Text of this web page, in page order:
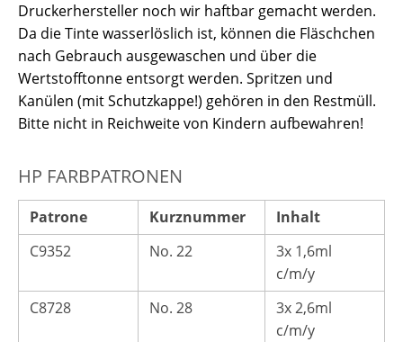
Druckerhersteller noch wir haftbar gemacht werden.
Da die Tinte wasserlöslich ist, können die Fläschchen
nach Gebrauch ausgewaschen und über die
Wertstofftonne entsorgt werden. Spritzen und
Kanülen (mit Schutzkappe!) gehören in den Restmüll.
Bitte nicht in Reichweite von Kindern aufbewahren!
HP FARBPATRONEN
Patrone Kurznummer
Inhalt
C9352
No. 22
3x 1,6ml
c/m/y
C8728
No. 28
3x 2,6ml
c/m/y